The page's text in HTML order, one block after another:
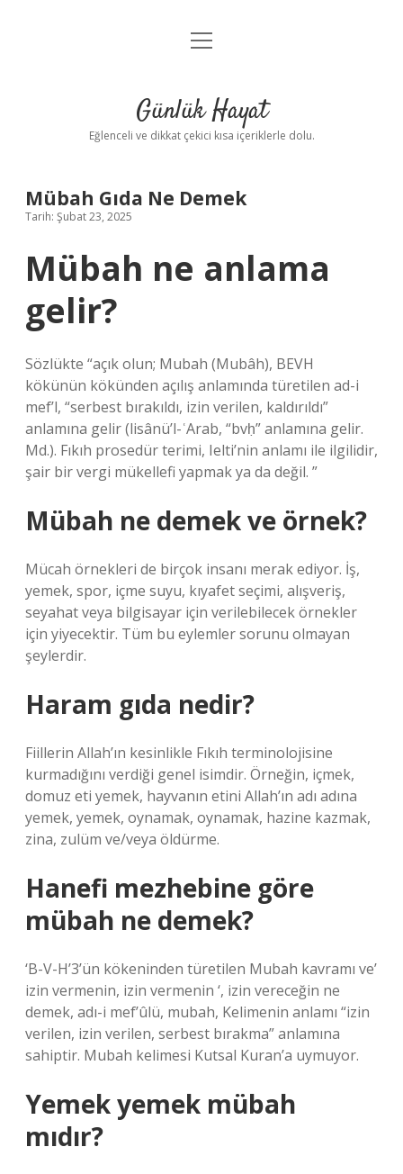
Anasayfa
Yasal Uyarı
menüyü
Günlük Hayat
Eğlenceli ve dikkat çekici kısa içeriklerle dolu.
Mübah Gıda Ne Demek
Tarih: Şubat 23, 2025
Mübah ne anlama
gelir?
Sözlükte “açık olun; Mubah (Mubâh), BEVH
kökünün kökünden açılış anlamında türetilen ad-i
mef’l, “serbest bırakıldı, izin verilen, kaldırıldı”
anlamına gelir (lisânü’l-ʿArab, “bvḥ” anlamına gelir.
Md.). Fıkıh prosedür terimi, Ielti’nin anlamı ile ilgilidir,
şair bir vergi mükellefi yapmak ya da değil. ”
Mübah ne demek ve örnek?
Mücah örnekleri de birçok insanı merak ediyor. İş,
yemek, spor, içme suyu, kıyafet seçimi, alışveriş,
seyahat veya bilgisayar için verilebilecek örnekler
için yiyecektir. Tüm bu eylemler sorunu olmayan
şeylerdir.
Haram gıda nedir?
Fiillerin Allah’ın kesinlikle Fıkıh terminolojisine
kurmadığını verdiği genel isimdir. Örneğin, içmek,
domuz eti yemek, hayvanın etini Allah’ın adı adına
yemek, yemek, oynamak, oynamak, hazine kazmak,
zina, zulüm ve/veya öldürme.
Hanefi mezhebine göre
mübah ne demek?
‘B-V-H’3’ün kökeninden türetilen Mubah kavramı ve’
izin vermenin, izin vermenin ‘, izin vereceğin ne
demek, adı-i mef’ûlü, mubah, Kelimenin anlamı “izin
verilen, izin verilen, serbest bırakma” anlamına
sahiptir. Mubah kelimesi Kutsal Kuran’a uymuyor.
Yemek yemek mübah
mıdır?